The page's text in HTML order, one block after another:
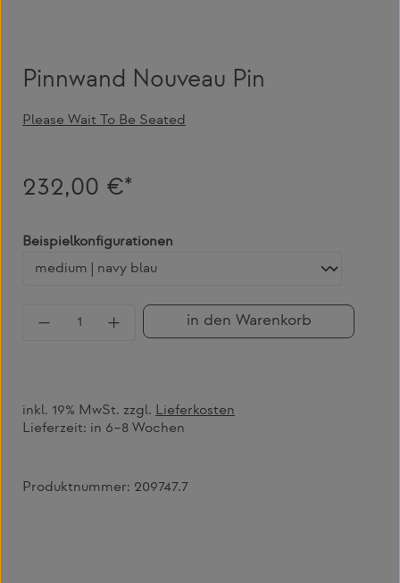
Pinnwand Nouveau Pin
Please Wait To Be Seated
232,00 €*
Beispielkonfigurationen
Produkt Anzahl: Gib den gewünschten
in den Warenkorb
inkl. 19% MwSt. zzgl. Lieferkosten
Lieferzeit: in 6–8 Wochen
Produktnummer: 209747.7